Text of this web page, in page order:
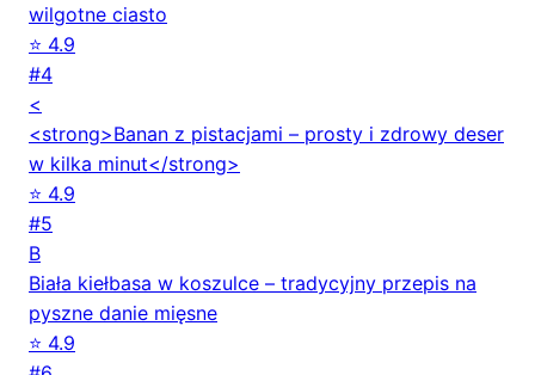
wilgotne ciasto
⭐ 4.9
#4
<
<strong>Banan z pistacjami – prosty i zdrowy deser
w kilka minut</strong>
⭐ 4.9
#5
B
Biała kiełbasa w koszulce – tradycyjny przepis na
pyszne danie mięsne
⭐ 4.9